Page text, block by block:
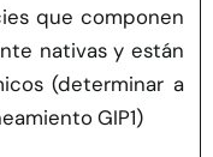
que componen
nativas y están
(determinar a
GIP1)